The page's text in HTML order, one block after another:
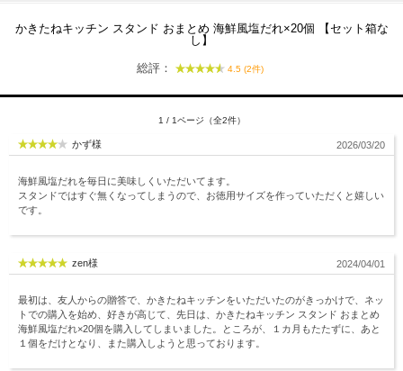
かきたねキッチン スタンド おまとめ 海鮮風塩だれ×20個 【セット箱な
し】
総評： 4.5 (2件)
1 / 1ページ（全2件）
かず様 2026/03/20
海鮮風塩だれを毎日に美味しくいただいてます。
スタンドではすぐ無くなってしまうので、お徳用サイズを作っていただくと嬉しい
です。
zen様 2024/04/01
最初は、友人からの贈答で、かきたねキッチンをいただいたのがきっかけで、ネッ
トでの購入を始め、好きが高じて、先日は、かきたねキッチン スタンド おまとめ
海鮮風塩だれ×20個を購入してしまいました。ところが、１カ月もたたずに、あと
１個をだけとなり、また購入しようと思っております。